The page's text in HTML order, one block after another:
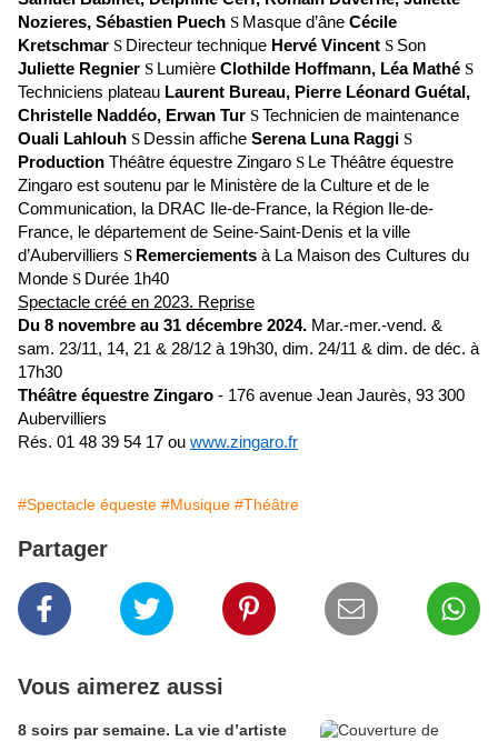
Nozieres, Sébastien Puech S Masque d’âne Cécile
Kretschmar S Directeur technique Hervé Vincent S Son
Juliette Regnier S Lumière Clothilde Hoffmann, Léa Mathé S
Techniciens plateau Laurent Bureau, Pierre Léonard Guétal,
Christelle Naddéo, Erwan Tur STechnicien de maintenance
Ouali Lahlouh S Dessin affiche Serena Luna Raggi S
Production Théâtre équestre Zingaro S Le Théâtre équestre
Zingaro est soutenu par le Ministère de la Culture et de le
Communication, la DRAC Ile-de-France, la Région Ile-de-
France, le département de Seine-Saint-Denis et la ville
d’Aubervilliers S Remerciements à La Maison des Cultures du
Monde S Durée 1h40
Spectacle créé en 2023. Reprise
Du 8 novembre au 31 décembre 2024. Mar.-mer.-vend. &
sam. 23/11, 14, 21 & 28/12 à 19h30, dim. 24/11 & dim. de déc. à
17h30
Théâtre équestre Zingaro - 176 avenue Jean Jaurès, 93 300
Aubervilliers
Rés. 01 48 39 54 17 ou www.zingaro.fr
#Spectacle équeste #Musique #Théâtre
Partager
Vous aimerez aussi
8 soirs par semaine. La vie d’artiste